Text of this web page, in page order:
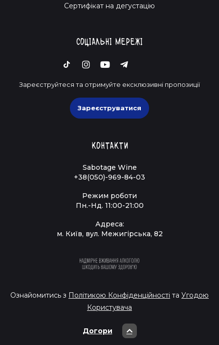
Cертифікат на дегустацію
Соціальні мережі
Зареєструйтеся та отримуйте ексклюзивні пропозиції
Зареєструватися
Контакти
Sabotage Wine
+38(050)-969-84-03
Режим роботи
Пн.-Нд. 11:00-21:00
Адреса:
м. Київ, вул. Межигірська, 82
Ознайомитись з Політикою Конфіденційності та Угодою
Користувача
Догори